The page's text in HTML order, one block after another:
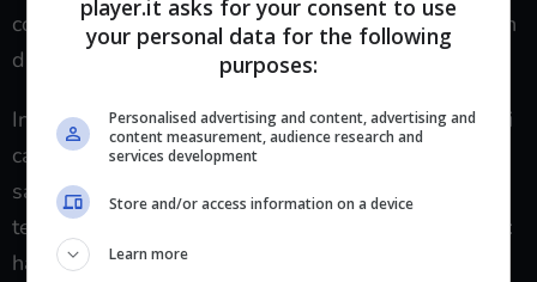
come si spiega una notizia. Con parole semplici. Con
dignità.
In Italia, il tumore del polmone resta tra le principali
cause di morte oncologica. Lo sanno i reparti, lo
sanno le famiglie. Lei non ha fatto divulgazione
tecnica, ma ha fatto qualcosa di altrettanto potente:
ha tolto vergogna alla fragilità. Ha mostrato che si
player.it asks for your consent to use
your personal data for the following
purposes:
Personalised advertising and content, advertising and
content measurement, audience research and
services development
Store and/or access information on a device
Learn more